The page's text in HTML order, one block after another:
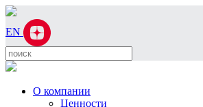
EN
О компании
Ценности